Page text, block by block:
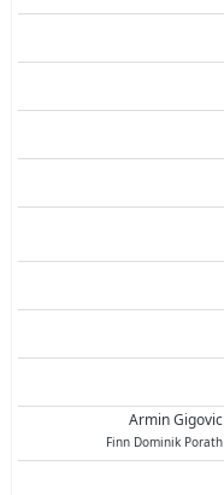
Armin Gigovic
Finn Dominik Porath